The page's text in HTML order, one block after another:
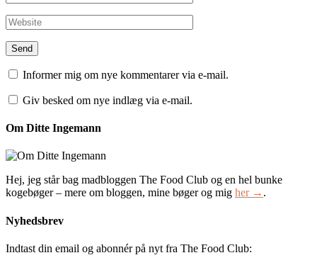
Informer mig om nye kommentarer via e-mail.
Giv besked om nye indlæg via e-mail.
Om Ditte Ingemann
Hej, jeg står bag madbloggen The Food Club og en hel bunke
kogebøger – mere om bloggen, mine bøger og mig her → .
Nyhedsbrev
Indtast din email og abonnér på nyt fra The Food Club: